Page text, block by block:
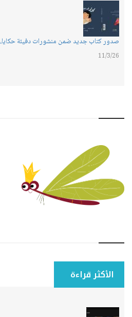
صدور كتاب جديد ضمن منشورات دفيئة حكايا،
11/3/26
الأكثر قراءة